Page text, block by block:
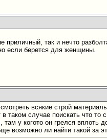
приличный, так и нечто
если берется для женщины.
всякие строй
таком случае поискать что то
у когото он грелся вплоть
возможно ли найти такой за